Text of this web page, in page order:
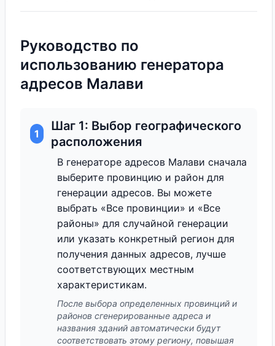
Руководство по
использованию генератора
адресов Малави
1
Шаг 1: Выбор географического
расположения
В генераторе адресов Малави сначала
выберите провинцию и район для
генерации адресов. Вы можете
выбрать «Все провинции» и «Все
районы» для случайной генерации
или указать конкретный регион для
получения данных адресов, лучше
соответствующих местным
характеристикам.
После выбора определенных провинций и
районов сгенерированные адреса и
названия зданий автоматически будут
соответствовать этому региону, повышая